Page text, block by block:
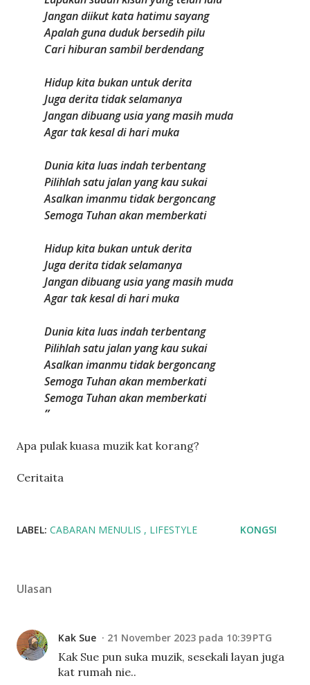
Jangan diikut kata hatimu sayang
Apalah guna duduk bersedih pilu
Cari hiburan sambil berdendang
Hidup kita bukan untuk derita
Juga derita tidak selamanya
Jangan dibuang usia yang masih muda
Agar tak kesal di hari muka
Dunia kita luas indah terbentang
Pilihlah satu jalan yang kau sukai
Asalkan imanmu tidak bergoncang
Semoga Tuhan akan memberkati
Hidup kita bukan untuk derita
Juga derita tidak selamanya
Jangan dibuang usia yang masih muda
Agar tak kesal di hari muka
Dunia kita luas indah terbentang
Pilihlah satu jalan yang kau sukai
Asalkan imanmu tidak bergoncang
Semoga Tuhan akan memberkati
Semoga Tuhan akan memberkati
Apa pulak kuasa muzik kat korang?
Ceritaita
LABEL: CABARAN MENULIS LIFESTYLE KONGSI
Ulasan
Kak Sue 21 November 2023 pada 10:39 PTG
Kak Sue pun suka muzik, sesekali layan juga
kat rumah nie..